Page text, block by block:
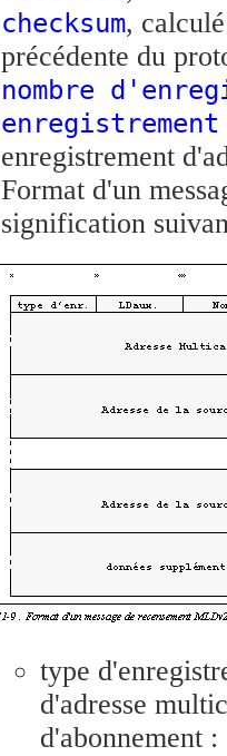
checksum,
précédente du
nombre
enregistrement
Format d'un
signification
type
d'adresse
d'abonnement :